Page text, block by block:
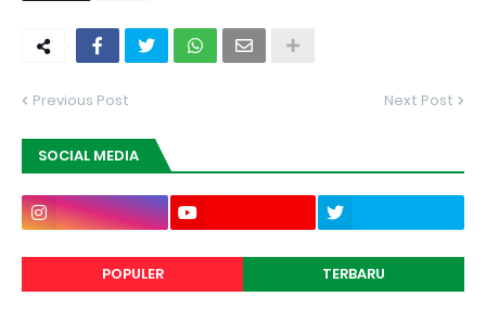
Previous Post Next Post
SOCIAL MEDIA
POPULER TERBARU